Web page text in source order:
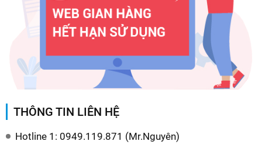
THÔNG TIN LIÊN HỆ
Hotline 1: 0949.119.871 (Mr.Nguyên)